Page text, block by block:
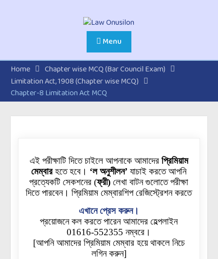
Menu
Home
Chapter wise MCQ (Bar Council Exam)
Limitation Act, 1908 (Chapter wise MCQ)
Chapter-8 Limitation Act MCQ
এই পরীক্ষাটি দিতে চাইলে আপনাকে আমাদের প্রিমিয়াম
মেম্বারহতে হবে। ‘ল অনুশীলন’ যাচাই করতে আপনি
প্রত্যেকটিসেকশনের (ফ্রী) লেখা বাটন গুলোতে পরীক্ষা
দিতে পারবেন। প্রিমিয়াম মেম্বারশিপ রেজিস্ট্রেশন করতে
এখানে প্রেস করুন।
প্রয়োজনে কল করতে পারেন আমাদের হেল্পলাইন
01616-552355 নম্বরে।
[আপনি আমাদের প্রিমিয়াম মেম্বার হয়ে থাকলে নিচে
লগিন করুন]